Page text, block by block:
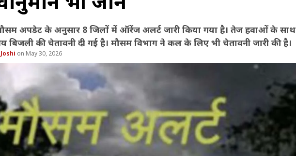
अपडेट के अनुसार 8 जिलों में ऑरेंज अलर्ट जारी किया गया है। तेज हवाओं के साथ
बिजली की चेतावनी दी गई है। मौसम विभाग ने कल के लिए भी चेतावनी जारी की है।
May 30, 2026